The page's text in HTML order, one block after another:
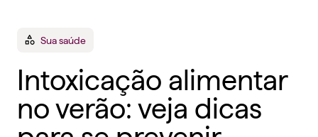
Sua saúde
Intoxicação alimentar
no verão: veja dicas